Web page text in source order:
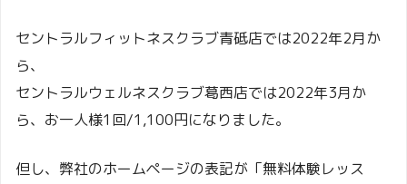
セントラルフィットネスクラブ青砥店では2022年2月か
ら、
セントラルウェルネスクラブ葛西店では2022年3月か
ら、お一人様1回/1,100円になりました。
但し、弊社のホームページの表記が「無料体験レッス